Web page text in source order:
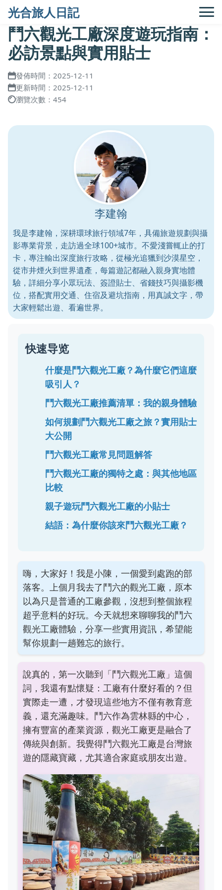
光合旅人日記
鬥六觀光工廠深度遊玩指南：
必訪景點與實用貼士
發佈時間：2025-12-11
更新時間：2025-12-11
瀏覽次數：454
李建翰
我是李建翰，深耕環球旅行領域7年，具備旅遊規劃與攝
影專業背景，走訪過全球100+城市。不愛淺嘗輒止的打
卡，專注輸出深度旅行攻略，從極光追獵到沙漠星空，
從市井煙火到世界遺產，每篇遊記都融入親身實地體
驗，詳細分享小眾玩法、簽證貼士、省錢技巧與攝影機
位，搭配實用交通、住宿及避坑指南，用真誠文字，帶
大家輕鬆出遊、看遍世界。
快速导览
什麼是鬥六觀光工廠？為什麼它們這麼
吸引人？
鬥六觀光工廠推薦清單：我的親身體驗
如何規劃鬥六觀光工廠之旅？實用貼士
大公開
鬥六觀光工廠常見問題解答
鬥六觀光工廠的獨特之處：與其他地區
比較
親子遊玩鬥六觀光工廠的小貼士
結語：為什麼你該來鬥六觀光工廠？
嗨，大家好！我是小陳，一個愛到處跑的部
落客。上個月我去了鬥六的觀光工廠，原本
以為只是普通的工廠參觀，沒想到整個旅程
超乎意料的好玩。今天就想來聊聊我的鬥六
觀光工廠體驗，分享一些實用資訊，希望能
幫你規劃一趟難忘的旅行。
說真的，第一次聽到「鬥六觀光工廠」這個
詞，我還有點懷疑：工廠有什麼好看的？但
實際走一遭，才發現這些地方不僅有教育意
義，還充滿趣味。鬥六作為雲林縣的中心，
擁有豐富的產業資源，觀光工廠更是融合了
傳統與創新。我覺得鬥六觀光工廠是台灣旅
遊的隱藏寶藏，尤其適合家庭或朋友出遊。